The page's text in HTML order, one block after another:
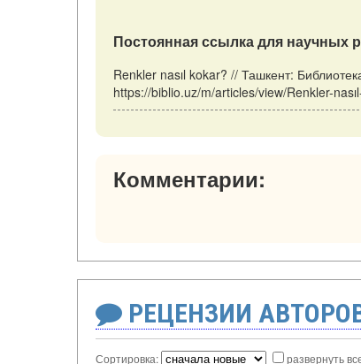
Постоянная ссылка для научных
Renkler nasıl kokar? // Ташкент:
https://biblio.uz/m/articles/view/Renkler-
Комментарии:
РЕЦЕНЗИИ
Сортировка: развернуть